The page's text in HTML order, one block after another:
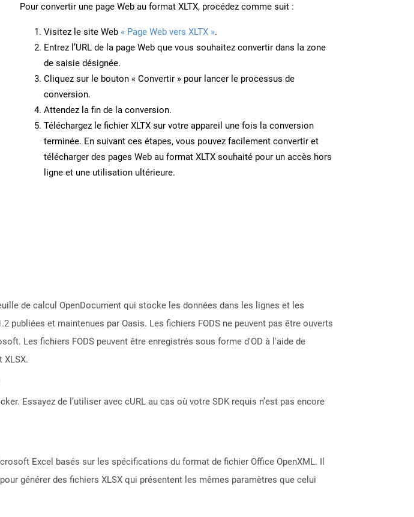
Pour convertir une page Web au format XLTX, procédez comme suit :
Visitez le site Web « Page Web vers XLTX ».
Entrez l’URL de la page Web que vous souhaitez convertir dans la zone
de saisie désignée.
Cliquez sur le bouton « Convertir » pour lancer le processus de
conversion.
Attendez la fin de la conversion.
Téléchargez le fichier XLTX sur votre appareil une fois la conversion
terminée. En suivant ces étapes, vous pouvez facilement convertir et
télécharger des pages Web au format XLTX souhaité pour un accès hors
ligne et une utilisation ultérieure.
de calcul OpenDocument qui stocke les données dans les lignes et les
et maintenues par Oasis. Les fichiers FODS ne peuvent pas être ouverts
Les fichiers FODS peuvent être enregistrés sous forme d'OD à l'aide de
XLSX.
Essayez de l’utiliser avec cURL au cas où votre SDK requis n’est pas encore
Excel basés sur les spécifications du format de fichier Office OpenXML. Il
générer des fichiers XLSX qui présentent les mêmes paramètres que celui